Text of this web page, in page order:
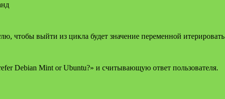
чтобы выйти из цикла будет значение переменной итерировать
Debian Mint or Ubuntu?» и считывающую ответ пользователя.